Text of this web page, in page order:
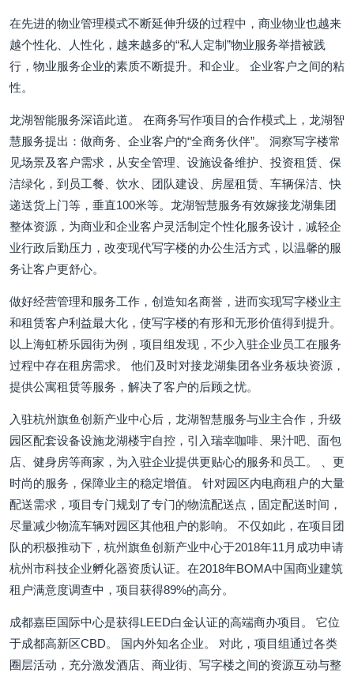
在先进的物业管理模式不断延伸升级的过程中，商业物业也越来
越个性化、人性化，越来越多的“私人定制”物业服务举措被践
行，物业服务企业的素质不断提升。和企业。 企业客户之间的粘
性。
龙湖智能服务深谙此道。 在商务写作项目的合作模式上，龙湖智
慧服务提出：做商务、企业客户的“全商务伙伴”。 洞察写字楼常
见场景及客户需求，从安全管理、设施设备维护、投资租赁、保
洁绿化，到员工餐、饮水、团队建设、房屋租赁、车辆保洁、快
递送货上门等，垂直100米等。龙湖智慧服务有效嫁接龙湖集团
整体资源，为商业和企业客户灵活制定个性化服务设计，减轻企
业行政后勤压力，改变现代写字楼的办公生活方式，以温馨的服
务让客户更舒心。
做好经营管理和服务工作，创造知名商誉，进而实现写字楼业主
和租赁客户利益最大化，使写字楼的有形和无形价值得到提升。
以上海虹桥乐园街为例，项目组发现，不少入驻企业员工在服务
过程中存在租房需求。 他们及时对接龙湖集团各业务板块资源，
提供公寓租赁等服务，解决了客户的后顾之忧。
入驻杭州旗鱼创新产业中心后，龙湖智慧服务与业主合作，升级
园区配套设备设施龙湖楼宇自控，引入瑞幸咖啡、果汁吧、面包
店、健身房等商家，为入驻企业提供更贴心的服务和员工。 、更
时尚的服务，保障业主的稳定增值。 针对园区内电商租户的大量
配送需求，项目专门规划了专门的物流配送点，固定配送时间，
尽量减少物流车辆对园区其他租户的影响。 不仅如此，在项目团
队的积极推动下，杭州旗鱼创新产业中心于2018年11月成功申请
杭州市科技企业孵化器资质认证。在2018年BOMA中国商业建筑
租户满意度调查中，项目获得89%的高分。
成都嘉臣国际中心是获得LEED白金认证的高端商办项目。 它位
于成都高新区CBD。 国内外知名企业。 对此，项目组通过各类
圈层活动，充分激发酒店、商业街、写字楼之间的资源互动与整